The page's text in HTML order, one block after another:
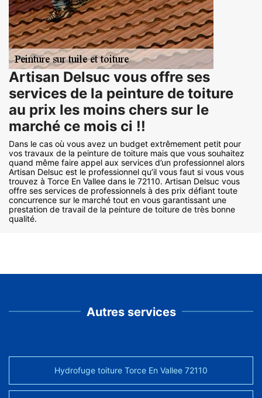
Artisan Delsuc vous offre ses
services de la peinture de toiture
au prix les moins chers sur le
marché ce mois ci !!
Dans le cas où vous avez un budget extrêmement petit pour
vos travaux de la peinture de toiture mais que vous souhaitez
quand même faire appel aux services d’un professionnel alors
Artisan Delsuc est le professionnel qu’il vous faut si vous vous
trouvez à Torce En Vallee dans le 72110. Artisan Delsuc vous
offre ses services de professionnels à des prix défiant toute
concurrence sur le marché tout en vous garantissant une
prestation de travail de la peinture de toiture de très bonne
qualité.
Autres services
Hydrofuge toiture Torce En Vallee 72110